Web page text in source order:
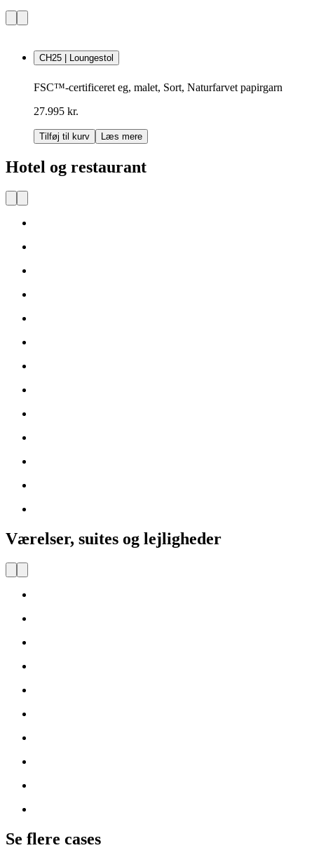
CH25 | Loungestol
FSC™-certificeret eg, malet, Sort, Naturfarvet papirgarn
27.995 kr.
Tilføj til kurv Læs mere
Hotel og restaurant
Værelser, suites og lejligheder
Se flere cases